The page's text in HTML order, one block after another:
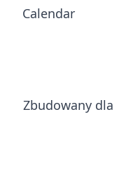
Calendar
Zbudowany dla